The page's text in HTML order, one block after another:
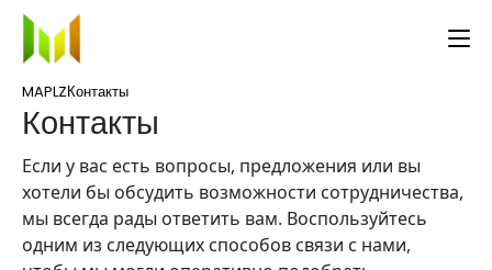
MAPLZКонтакты
Контакты
Если у вас есть вопросы, предложения или вы
хотели бы обсудить возможности сотрудничества,
мы всегда рады ответить вам. Воспользуйтесь
одним из следующих способов связи с нами,